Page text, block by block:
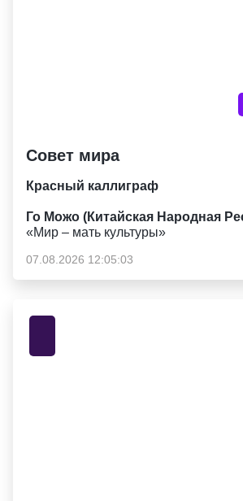
Совет мира
Красный каллиграф
Го Можо (Китайская Народная
«Мир – мать культуры»
07.08.2026 12:05:03